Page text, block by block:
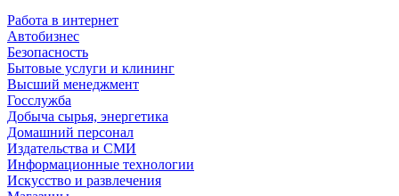
Работа в интернет
Автобизнес
Безопасность
Бытовые услуги и клининг
Высший менеджмент
Госслужба
Добыча сырья, энергетика
Домашний персонал
Издательства и СМИ
Информационные технологии
Искусство и развлечения